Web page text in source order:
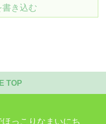
書き込む
TOP
っこりなまいにち